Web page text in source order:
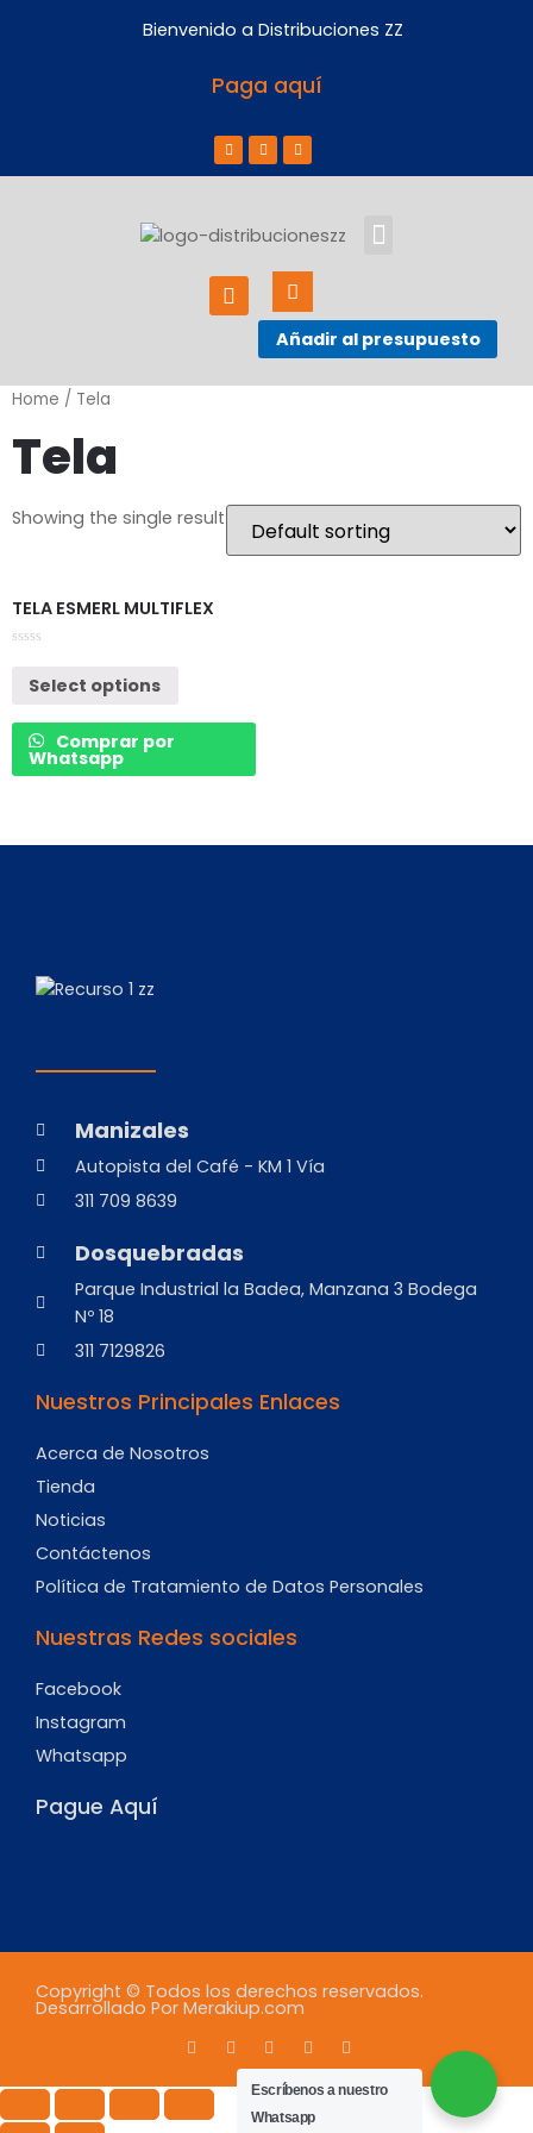
Bienvenido a Distribuciones ZZ
Paga aquí
Añadir al presupuesto
Home / Tela
Tela
Showing the single result
TELA ESMERL MULTIFLEX
Select options
Comprar por
Whatsapp
Manizales
Autopista del Café - KM 1 Vía
311 709 8639
Dosquebradas
Parque Industrial la Badea, Manzana 3 Bodega
Nº 18
311 7129826
Nuestros Principales Enlaces
Acerca de Nosotros
Tienda
Noticias
Contáctenos
Política de Tratamiento de Datos Personales
Nuestras Redes sociales
Facebook
Instagram
Whatsapp
Pague Aquí
Copyright © Todos los derechos reservados.
Desarrollado Por Merakiup.com
Escríbenos a nuestro
Whatsapp